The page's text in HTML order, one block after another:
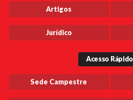
Artigos
Jurídico
Acesso Rápido
Sede Campestre